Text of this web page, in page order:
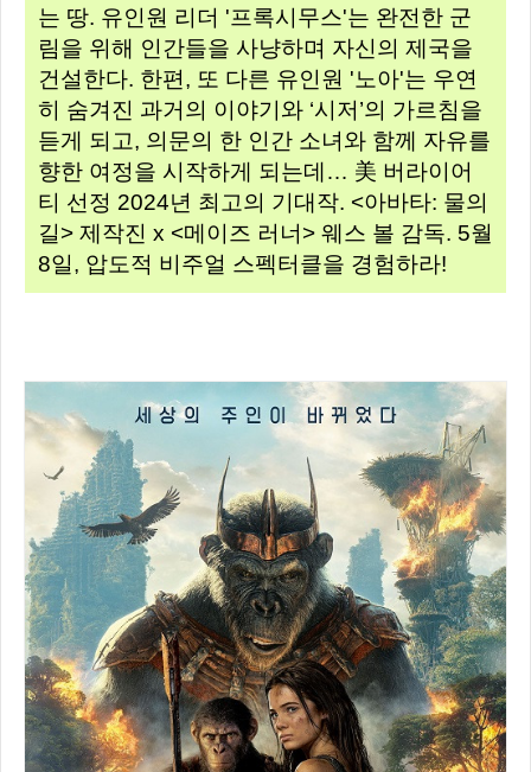
는 땅. 유인원 리더 '프록시무스'는 완전한 군
림을 위해 인간들을 사냥하며 자신의 제국을
건설한다. 한편, 또 다른 유인원 '노아'는 우연
히 숨겨진 과거의 이야기와 ‘시저’의 가르침을
듣게 되고, 의문의 한 인간 소녀와 함께 자유를
향한 여정을 시작하게 되는데… 美 버라이어
티 선정 2024년 최고의 기대작. <아바타: 물의
길> 제작진 x <메이즈 러너> 웨스 볼 감독. 5월
8일, 압도적 비주얼 스펙터클을 경험하라!